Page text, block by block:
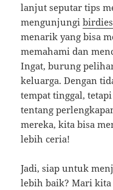
lanjut seputar tips
mengunjungi
menarik yang bisa
memahami dan
Ingat, burung
keluarga. Dengan
tempat tinggal,
tentang
mereka, kita bisa
lebih ceria!
Jadi, siap untuk
lebih baik? Mari kita